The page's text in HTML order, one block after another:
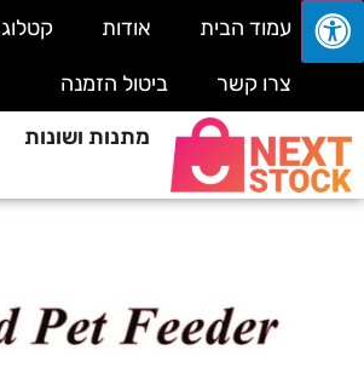
עמוד הבית אודות קטלוג
צרו קשר
ביטול הזמנה
מתנות ושונות